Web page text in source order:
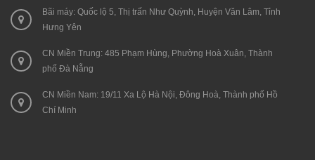
Bãi máy: Quốc lộ 5, Thị trấn Như Quỳnh, Huyện Văn Lâm, Tỉnh
Hưng Yên
CN Miền Trung: 485 Phạm Hùng, Phường Hoà Xuân, Thành
phố Đà Nẵng
CN Miền Nam: 19/11 Xa Lộ Hà Nội, Đông Hoà, Thành phố Hồ
Chí Minh